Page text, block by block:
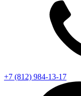
+7 (812) 984-13-17